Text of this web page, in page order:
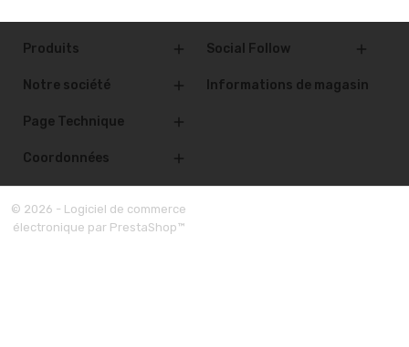
Produits 
Notre société 
Page Technique 
Coordonnées 
Social Follow 
Informations de magasin
© 2026 - Logiciel de commerce
électronique par PrestaShop™